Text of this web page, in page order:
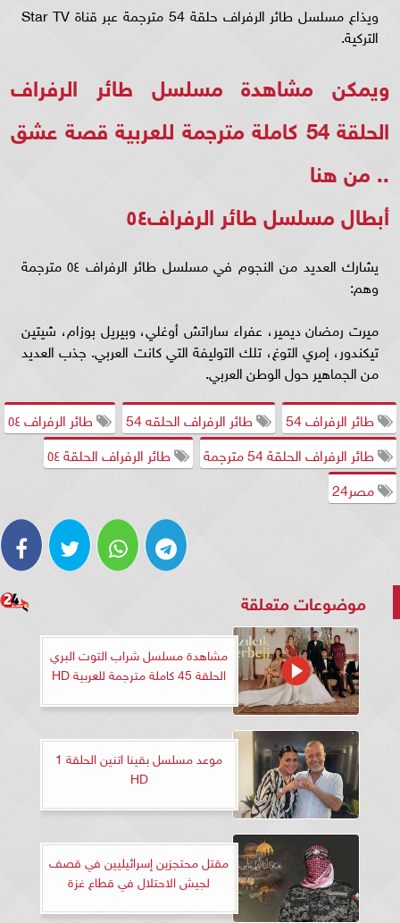
ويذاع مسلسل طائر الرفراف حلقة 54 مترجمة عبر قناة Star TV
التركية.
ويمكن مشاهدة مسلسل طائر الرفراف
الحلقة 54 كاملة مترجمة للعربية قصة عشق
.. من هنا
أبطال مسلسل طائر الرفراف٥٤
يشارك العديد من النجوم في مسلسل طائر الرفراف ٥٤ مترجمة
وهم:
ميرت رمضان ديمير، عفراء ساراتش أوغلي، وبيريل بوزام، شيتين
تيكندور، إمري التوغ، تلك التوليفة التي كانت العربي. جذب العديد
من الجماهير حول الوطن العربي.
طائر الرفراف 54
طائر الرفراف الحلقه 54
طائر الرفراف ٥٤
طائر الرفراف الحلقة 54 مترجمة
طائر الرفراف الحلقة ٥٤
مصر24
موضوعات متعلقة
مشاهدة مسلسل شراب التوت البري
الحلقة 45 كاملة مترجمة للعربية HD
موعد مسلسل بقينا اتنين الحلقة 1
HD
مقتل محتجزين إسرائيليين في قصف
لجيش الاحتلال في قطاع غزة